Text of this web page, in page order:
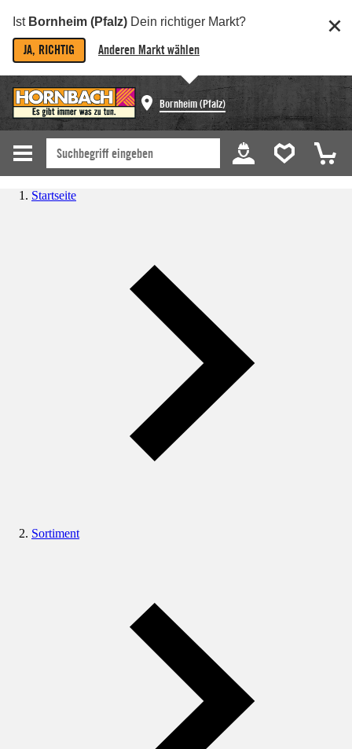
Ist Bornheim (Pfalz) Dein richtiger Markt?
JA, RICHTIG Anderen Markt wählen
Bornheim (Pfalz)
Startseite
Sortiment